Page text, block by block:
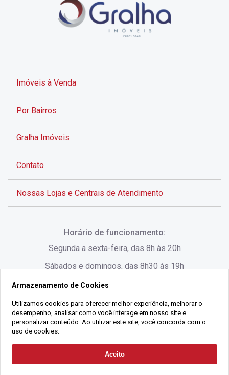
Solicitar Contato
Imóveis à Venda
Por Bairros
Gralha Imóveis
Contato
Nossas Lojas e Centrais de Atendimento
SC
(48) 3220-1045
Alameda César Nascimento, 549, Salas 1, 2 e 3 -
Horário de funcionamento:
Segunda a sexta-feira, das 8h às 20h
Sábados e domingos, das 8h30 às 19h
2021 Copyright - Gralha Imóveis CRECI 008060/O - Todos os direitos
Armazenamento de Cookies
Utilizamos cookies para oferecer melhor experiência, melhorar o
desempenho, analisar como você interage em nosso site e
personalizar conteúdo. Ao utilizar este site, você concorda com o
uso de cookies.
Aceito